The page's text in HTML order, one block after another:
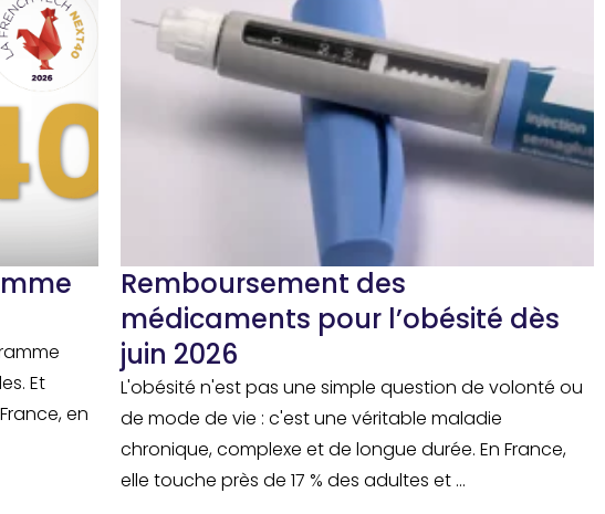
Et
en
Remboursement des
médicaments pour l’obésité dès
juin 2026
L'obésité n'est pas une simple question de volonté ou
de mode de vie : c'est une véritable maladie
chronique, complexe et de longue durée. En France,
elle touche près de 17 % des adultes et ...